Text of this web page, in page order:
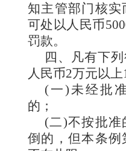
知主管部门核实
可处以人民币
罚款。
四、凡有下
人民币2万元以上
(一)未经批
的；
(二)不按批准
倒的，但本条